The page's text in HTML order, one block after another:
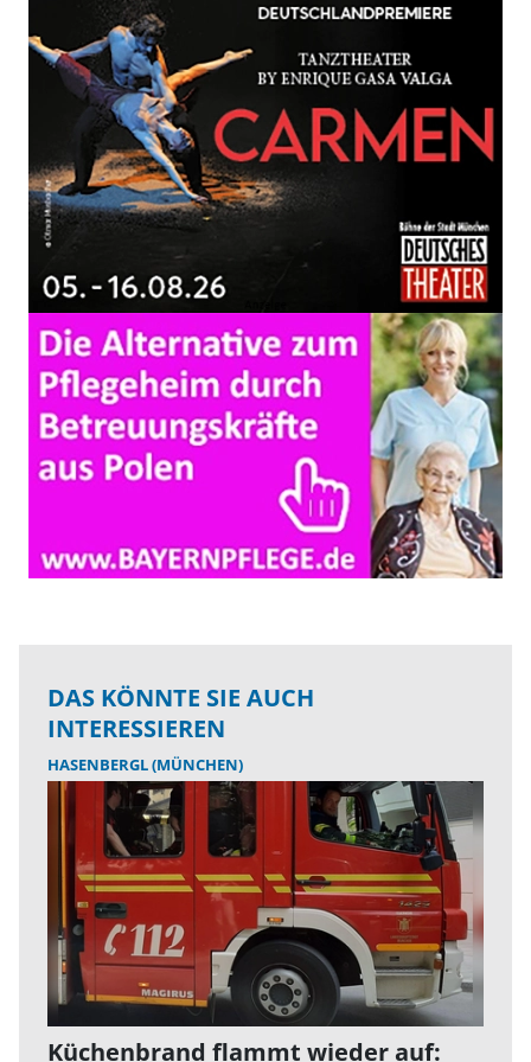
DAS KÖNNTE SIE AUCH
INTERESSIEREN
HASENBERGL (MÜNCHEN)
Küchenbrand flammt wieder auf: